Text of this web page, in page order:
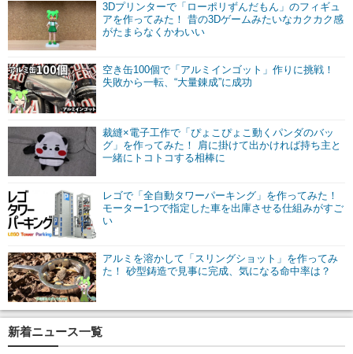
3Dプリンターで「ローポリずんだもん」のフィギュ
アを作ってみた！ 昔の3Dゲームみたいなカクカク感
がたまらなくかわいい
空き缶100個で「アルミインゴット」作りに挑戦！
失敗から一転、“大量錬成”に成功
裁縫×電子工作で「ぴょこぴょこ動くパンダのバッ
グ」を作ってみた！ 肩に掛けて出かければ持ち主と
一緒にトコトコする相棒に
レゴで「全自動タワーパーキング」を作ってみた！
モーター1つで指定した車を出庫させる仕組みがすご
い
アルミを溶かして「スリングショット」を作ってみ
た！ 砂型鋳造で見事に完成、気になる命中率は？
新着ニュース一覧